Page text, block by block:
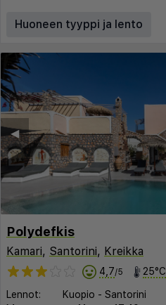
Huoneen tyyppi ja lento
◀︎
Polydefkis
Kamari, Santorini, Kreikka
4,7/5 25°C
Lennot: Kuopio - Santorini